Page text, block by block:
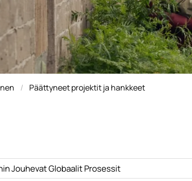
Päättyneet projektit ja hankkeet
Jouhevat Globaalit Prosessit